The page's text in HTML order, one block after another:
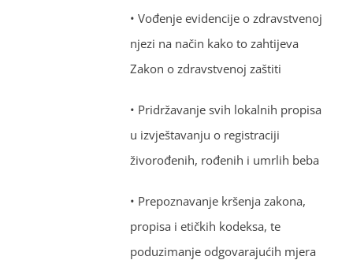
• Vođenje evidencije o zdravstvenoj
njezi na način kako to zahtijeva
Zakon o zdravstvenoj zaštiti
• Pridržavanje svih lokalnih propisa
u izvještavanju o registraciji
živorođenih, rođenih i umrlih beba
• Prepoznavanje kršenja zakona,
propisa i etičkih kodeksa, te
poduzimanje odgovarajućih mjera